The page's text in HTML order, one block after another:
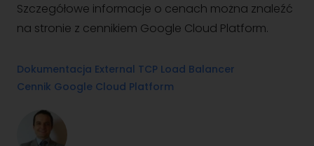
Szczegółowe informacje o cenach można znaleźć
na stronie z cennikiem Google Cloud Platform.
Dokumentacja External TCP Load Balancer
Cennik Google Cloud Platform